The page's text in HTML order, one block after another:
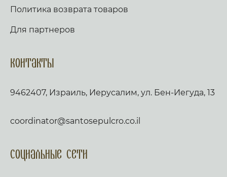
Политика возврата товаров
Для партнеров
Контакты
9462407, Израиль, Иерусалим, ул. Бен-Иегуда, 13
coordinator@santosepulcro.co.il
Социальные сети